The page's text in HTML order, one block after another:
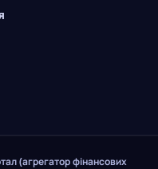
(агрегатор фінансових